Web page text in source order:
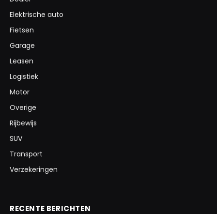
Elektrische auto
Fietsen
Garage
Leasen
Logistiek
Motor
Overige
Rijbewijs
SUV
Transport
Verzekeringen
RECENTE BERICHTEN